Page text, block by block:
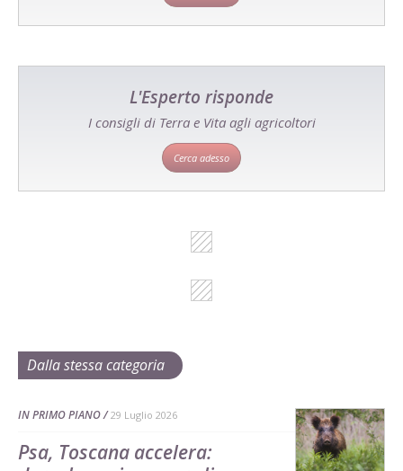
L'Esperto risponde
I consigli di Terra e Vita agli agricoltori
Cerca adesso
Dalla stessa categoria
IN PRIMO PIANO 29 Luglio 2026
Psa, Toscana accelera: